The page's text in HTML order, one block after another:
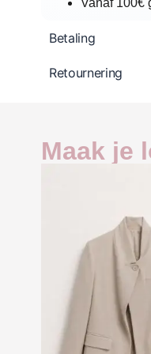
Vanaf 100€
Betaling
Retournering
Maak je